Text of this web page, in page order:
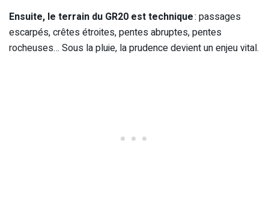
Ensuite, le terrain du GR20 est technique: passages
escarpés, crêtes étroites, pentes abruptes, pentes
rocheuses… Sous la pluie, la prudence devient un enjeu vital.